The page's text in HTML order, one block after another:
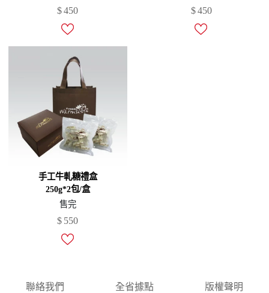
$450 $450
手工牛軋糖禮盒
250g*2包/盒
售完
$ 550
聯絡我們 全省據點
版權聲明